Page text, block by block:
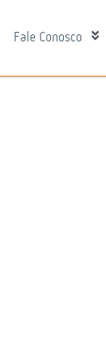
Fale Conosco